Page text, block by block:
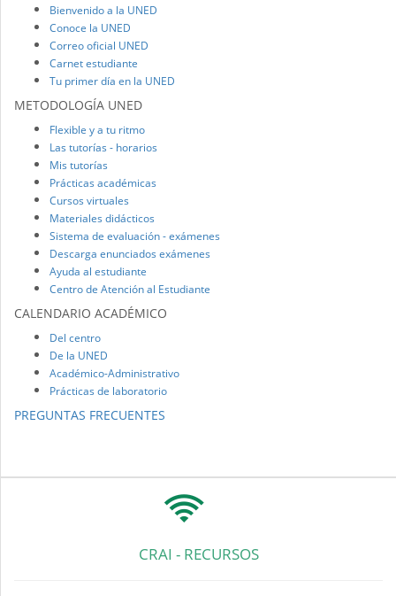
Bienvenido a la UNED
Conoce la UNED
Correo oficial UNED
Carnet estudiante
Tu primer día en la UNED
METODOLOGÍA UNED
Flexible y a tu ritmo
Las tutorías - horarios
Mis tutorías
Prácticas académicas
Cursos virtuales
Materiales didácticos
Sistema de evaluación - exámenes
Descarga enunciados exámenes
Ayuda al estudiante
Centro de Atención al Estudiante
CALENDARIO ACADÉMICO
Del centro
De la UNED
Académico-Administrativo
Prácticas de laboratorio
PREGUNTAS FRECUENTES
CRAI - RECURSOS